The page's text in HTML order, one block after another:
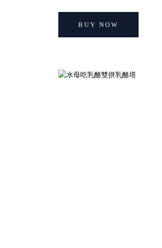
BUY NOW